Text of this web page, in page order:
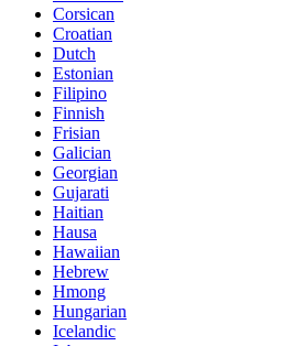
Corsican
Croatian
Dutch
Estonian
Filipino
Finnish
Frisian
Galician
Georgian
Gujarati
Haitian
Hausa
Hawaiian
Hebrew
Hmong
Hungarian
Icelandic